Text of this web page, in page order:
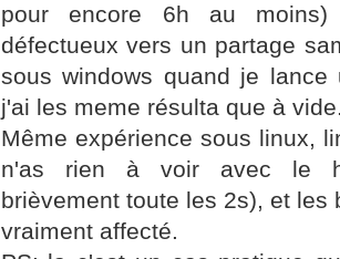
pour encore 6h au
défectueux vers un partage
sous windows quand je
j'ai les meme résulta que à
Même expérience sous linux,
n'as rien à voir avec le
brièvement toute les 2s), et les
vraiment affecté.